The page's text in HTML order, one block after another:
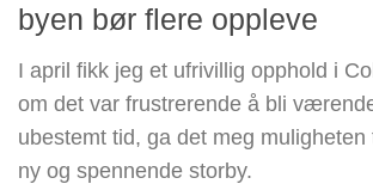
byen bør flere oppleve
I april fikk jeg et ufrivillig opphold i
om det var frustrerende å bli
ubestemt tid, ga det meg muligheten
ny og spennende storby.